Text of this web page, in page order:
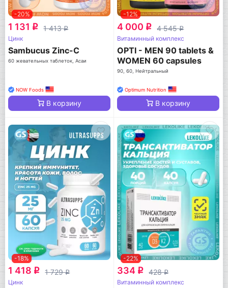
-20%
1 131 q 1 413q
Цинк
Sambucus Zinc-C
60 жевательных таблеток, Асаи
NOW Foods
В корзину
-12%
4 000 q 4 545q
Витаминный комплекс
OPTI - MEN 90 tablets &
WOMEN 60 capsules
90, 60, Нейтральный
Optimum Nutrition
В корзину
-18%
1 418 q 1 729q
Цинк
-22%
334 q 428q
Витаминный комплекс